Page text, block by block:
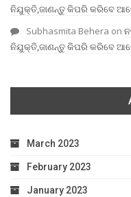
ନିଯୁକ୍ତି,ଜାଣନ୍ତୁ କିପରି କରିବେ
Subhasmita Behera on
ନିଯୁକ୍ତି,ଜାଣନ୍ତୁ କିପରି କରିବେ
March 2023
February 2023
January 2023